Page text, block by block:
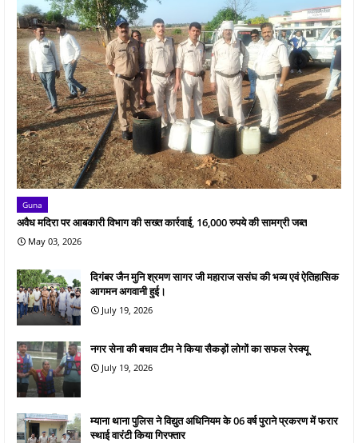
Guna
अवैध मदिरा पर आबकारी विभाग की सख्त कार्रवाई, 16,000 रुपये की सामग्री जब्त
May 03, 2026
दिगंबर जैन मुनि श्रमण सागर जी महाराज ससंघ की भव्य एवं ऐतिहासिक
आगमन अगवानी हुई।
July 19, 2026
नगर सेना की बचाव टीम ने किया सैकड़ों लोगों का सफल रेस्क्यू
July 19, 2026
म्याना थाना पुलिस ने विद्युत अधिनियम के 06 वर्ष पुराने प्रकरण में फरार
स्थाई वारंटी किया गिरफ्तार